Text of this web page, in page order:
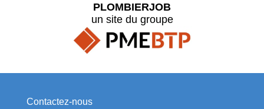
PLOMBIERJOB
un site du groupe
Contactez-nous